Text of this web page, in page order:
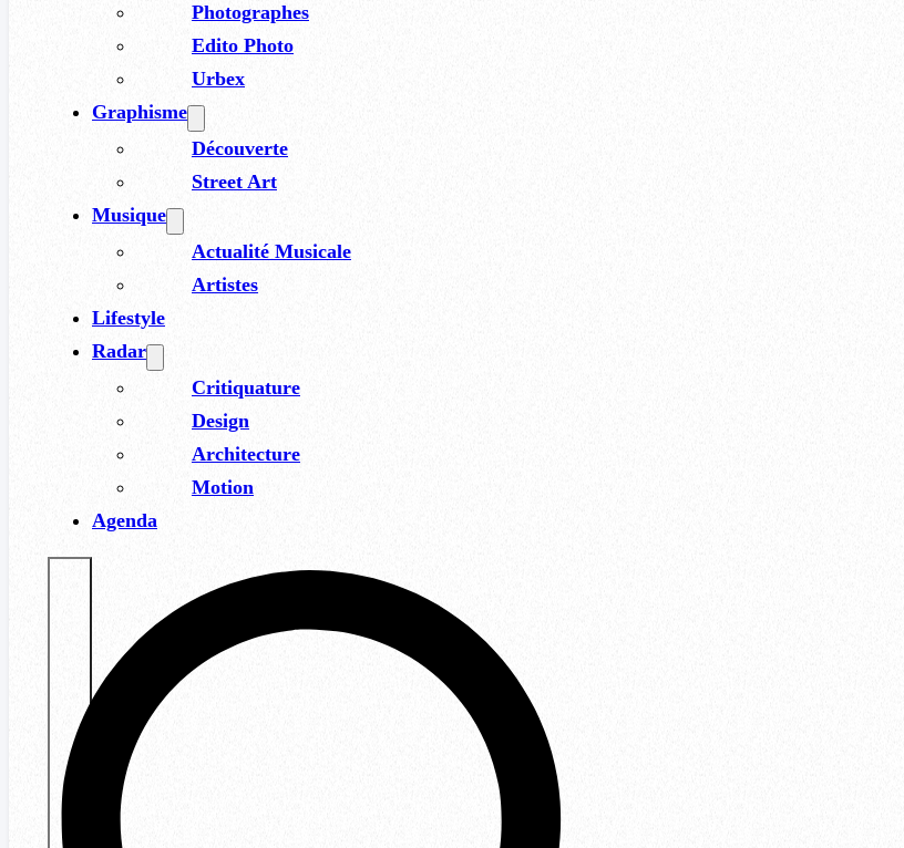
Photographes
Edito Photo
Urbex
Graphisme
Découverte
Street Art
Musique
Actualité Musicale
Artistes
Lifestyle
Radar
Critiquature
Design
Architecture
Motion
Agenda